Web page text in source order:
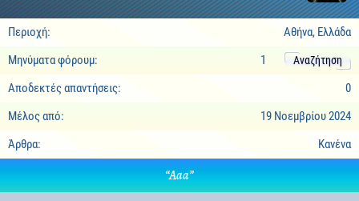
Περιοχή:
Αθήνα, Ελλάδα
Μηνύματα φόρουμ:
1 Αναζήτηση
Αποδεκτές απαντήσεις:
0
Μέλος από:
19 Νοεμβρίου 2024
Άρθρα:
Κανένα
“Aaa”